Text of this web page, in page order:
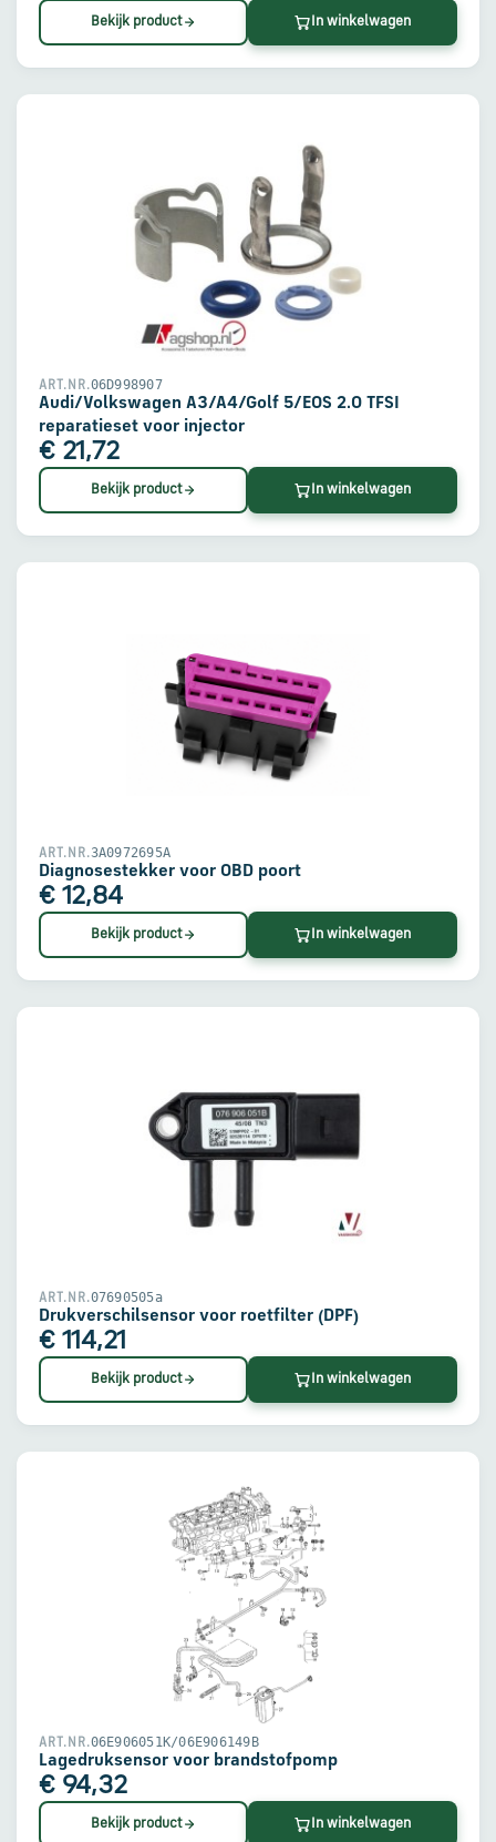
Bekijk product In winkelwagen
ART.NR.06D998907
Audi/Volkswagen A3/A4/Golf 5/EOS 2.0 TFSI
reparatieset voor injector
€ 21,72
Bekijk product In winkelwagen
ART.NR.3A0972695A
Diagnosestekker voor OBD poort
€ 12,84
Bekijk product In winkelwagen
ART.NR.07690505a
Drukverschilsensor voor roetfilter (DPF)
€ 114,21
Bekijk product In winkelwagen
ART.NR.06E906051K/06E906149B
Lagedruksensor voor brandstofpomp
€ 94,32
Bekijk product In winkelwagen